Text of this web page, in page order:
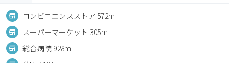
コンビニエンスストア 572m
スーパーマーケット 305m
総合病院 928m